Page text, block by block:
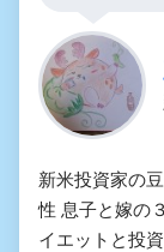
新米投資家の
性 息子と嫁の
イエットと投